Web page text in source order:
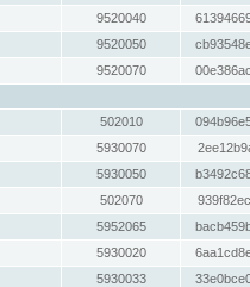
9520040
9520050
9520070
502010
5930070
5930050
502070
5952065
5930020
5930033